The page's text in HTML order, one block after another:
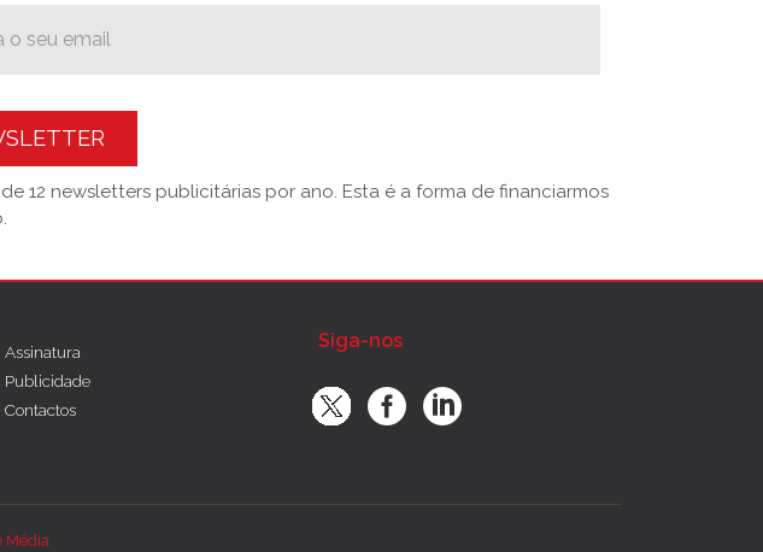
12 newsletters publicitárias por ano. Esta é a forma de financiarmos
Assinatura
Publicidade
Contactos
Siga-nos
Média